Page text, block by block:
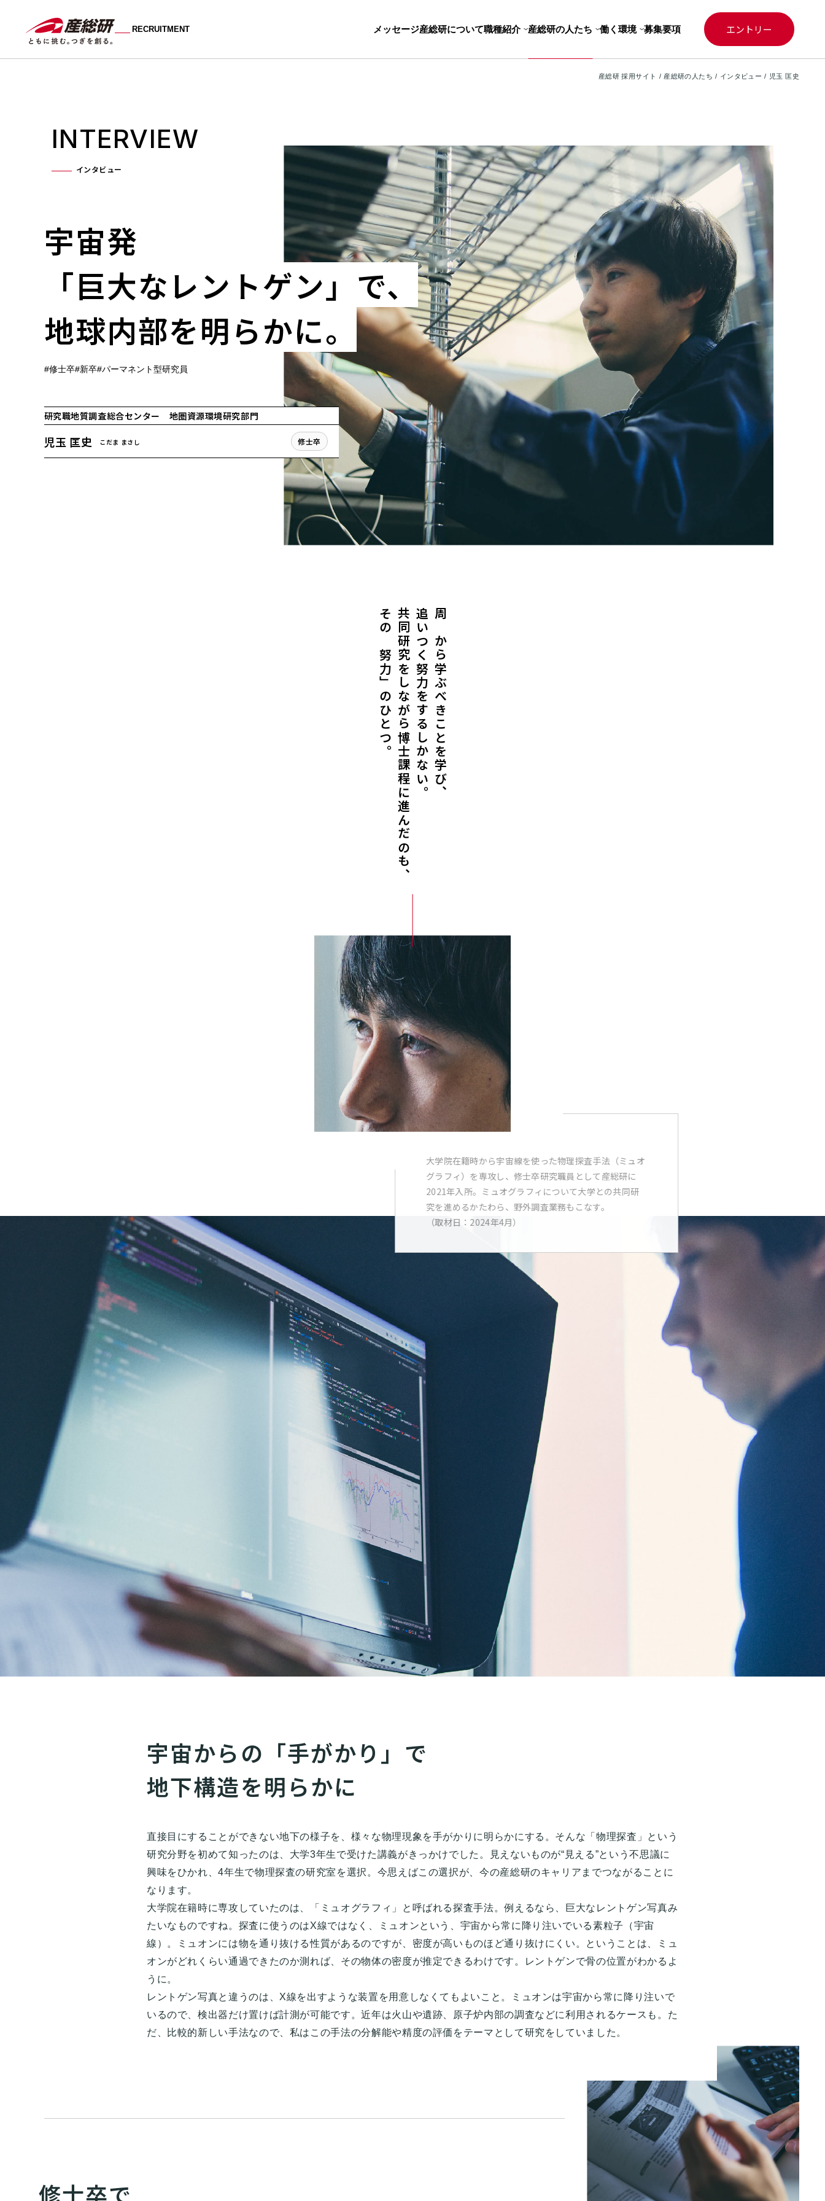
RECRUITMENT メッセージ産総研について職種紹介 産総研の人たち 働く環境 募集要項 エントリー
修士卒採用
博士卒採用
エンジニアリング
キャリア採用
事務系総合職
新卒採用
2028年卒
キャリア採用
その他職種
地域型職員
特定業務任期付職員
技術職員
産総研 採用サイト 産総研の人たち インタビュー 児玉 匡史
INTERVIEW
インタビュー
宇宙発
「巨大なレントゲン」で、
地球内部を明らかに。
修士卒 新卒 パーマネント型研究員
研究職地質調査総合センター 地圏資源環境研究部門
児玉 匡史 こだま まさし 修士卒
周りから学ぶべきことを学び、
追いつく努力をするしかない。
共同研究をしながら博士課程に進んだのも、
その「努力」のひとつ。
大学院在籍時から宇宙線を使った物理探査手法（ミュオ
グラフィ）を専攻し、修士卒研究職員として産総研に
2021年入所。ミュオグラフィについて大学との共同研
究を進めるかたわら、野外調査業務もこなす。
（取材日：2024年4月）
宇宙からの「手がかり」で
地下構造を明らかに
直接目にすることができない地下の様子を、様々な物理現象を手がかりに明らかにする。そんな「物理探査」という
研究分野を初めて知ったのは、大学3年生で受けた講義がきっかけでした。見えないものが“見える”という不思議に
興味をひかれ、4年生で物理探査の研究室を選択。今思えばこの選択が、今の産総研のキャリアまでつながることに
なります。
大学院在籍時に専攻していたのは、「ミュオグラフィ」と呼ばれる探査手法。例えるなら、巨大なレントゲン写真み
たいなものですね。探査に使うのはX線ではなく、ミュオンという、宇宙から常に降り注いでいる素粒子（宇宙
線）。ミュオンには物を通り抜ける性質があるのですが、密度が高いものほど通り抜けにくい。ということは、ミュ
オンがどれくらい通過できたのか測れば、その物体の密度が推定できるわけです。レントゲンで骨の位置がわかるよ
うに。
レントゲン写真と違うのは、X線を出すような装置を用意しなくてもよいこと。ミュオンは宇宙から常に降り注いで
いるので、検出器だけ置けば計測が可能です。近年は火山や遺跡、原子炉内部の調査などに利用されるケースも。た
だ、比較的新しい手法なので、私はこの手法の分解能や精度の評価をテーマとして研究をしていました。
修士卒で